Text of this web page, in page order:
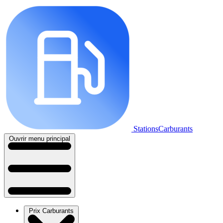
StationsCarburants
Ouvrir menu principal
Prix Carburants